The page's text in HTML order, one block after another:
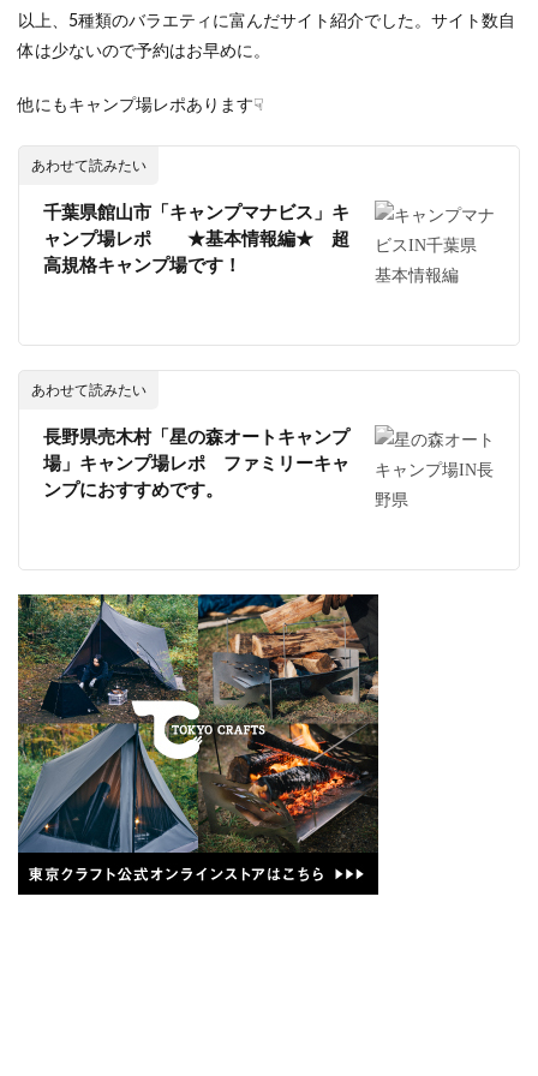
以上、5種類のバラエティに富んだサイト紹介でした。サイト数自
体は少ないので予約はお早めに。
他にもキャンプ場レポあります☟
あわせて読みたい
千葉県館山市「キャンプマナビス」キ
ャンプ場レポ ★基本情報編★ 超
高規格キャンプ場です！
あわせて読みたい
長野県売木村「星の森オートキャンプ
場」キャンプ場レポ ファミリーキャ
ンプにおすすめです。